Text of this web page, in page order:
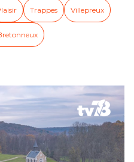
Trappes Villepreux